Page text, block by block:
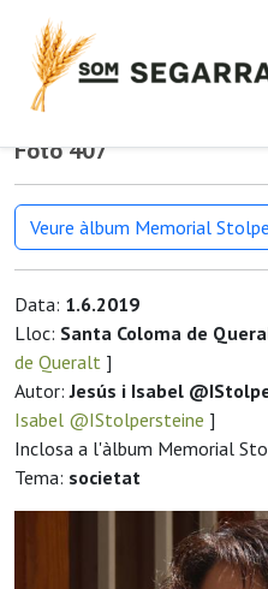
Foto 407
Veure àlbum Memorial
Data: 1.6.2019
Lloc: Santa Coloma de
de Queralt ]
Autor:Jesús i Isabel
Isabel @IStolpersteine ]
Inclosa a l'àlbum Memorial
Tema: societat